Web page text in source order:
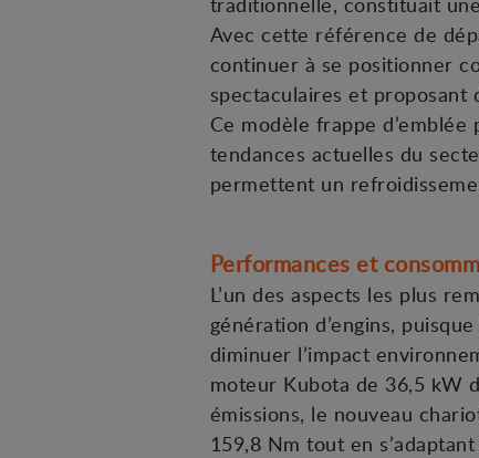
Avec cette référence de
continuer à se positionner
spectaculaires et proposant
Ce modèle frappe
tendances actuelles du
permettent un
Performances et
L’un des aspects les plus
génération d’engins,
diminuer l’impact
moteur Kubota de 36,5 kW
émissions, le nouveau
159,8 Nm tout en